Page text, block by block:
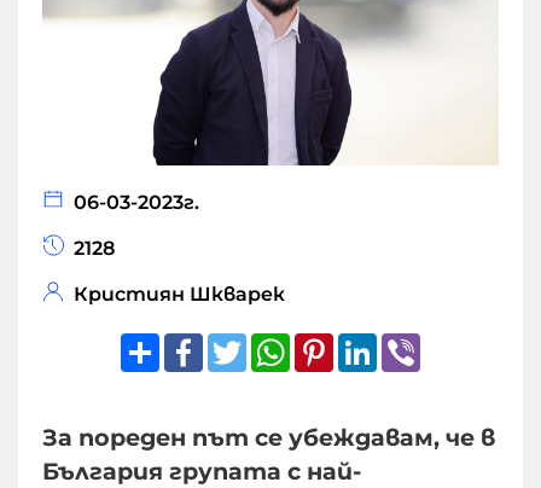
06-03-2023г.
2128
Кристиян Шкварек
ShareFacebook
TwitterWhatsApp
Pinterest
LinkedIn
За пореден път се убеждавам, че в
България групата с най-